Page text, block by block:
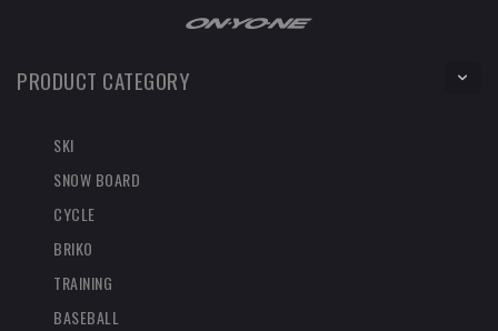
PRODUCT CATEGORY
SKI
SNOW BOARD
CYCLE
BRIKO
TRAINING
BASEBALL